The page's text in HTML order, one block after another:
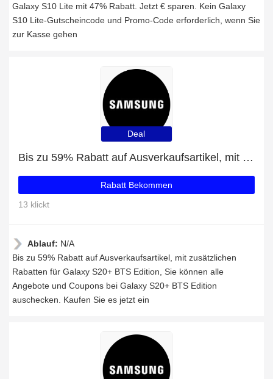
Galaxy S10 Lite mit 47% Rabatt. Jetzt € sparen. Kein Galaxy
S10 Lite-Gutscheincode und Promo-Code erforderlich, wenn Sie
zur Kasse gehen
Deal
Bis zu 59% Rabatt auf Ausverkaufsartikel, mit zusätzlichen Rabatten für Galaxy S20+ BTS Edition
Rabatt Bekommen
13 klickt
Ablauf: N/A
Bis zu 59% Rabatt auf Ausverkaufsartikel, mit zusätzlichen
Rabatten für Galaxy S20+ BTS Edition, Sie können alle
Angebote und Coupons bei Galaxy S20+ BTS Edition
auschecken. Kaufen Sie es jetzt ein